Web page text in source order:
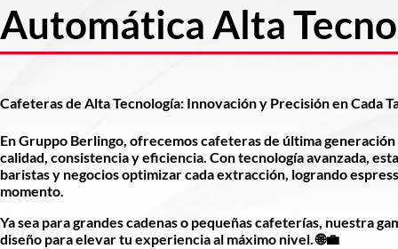
Automática Alta
Cafeteras de Alta Tecnología: Innovación y Precisión en Cada
En Gruppo Berlingo, ofrecemos cafeteras de última
calidad, consistencia y eficiencia. Con tecnología avanzada,
baristas y negocios optimizar cada extracción, logrando
momento.
Ya sea para grandes cadenas o pequeñas cafeterías, nuestra
diseño para elevar tu experiencia al máximo nivel. 🌐💼